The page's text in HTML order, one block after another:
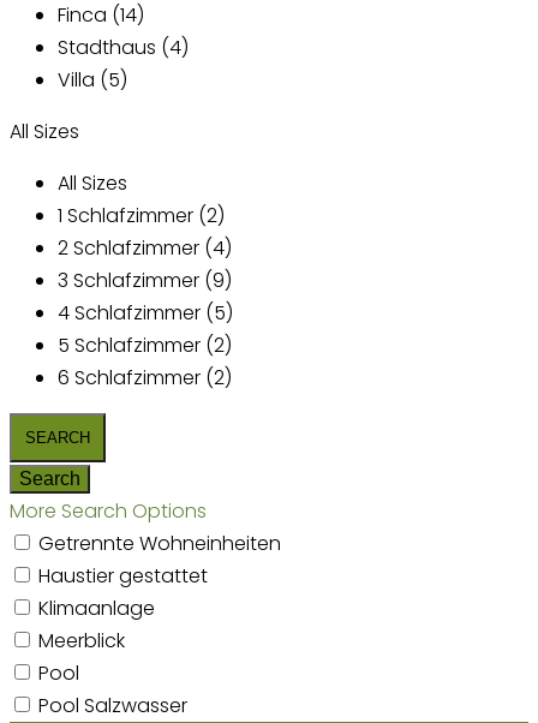
Finca (14)
Stadthaus (4)
Villa (5)
All Sizes
All Sizes
1 Schlafzimmer (2)
2 Schlafzimmer (4)
3 Schlafzimmer (9)
4 Schlafzimmer (5)
5 Schlafzimmer (2)
6 Schlafzimmer (2)
More Search Options
Getrennte Wohneinheiten
Haustier gestattet
Klimaanlage
Meerblick
Pool
Pool Salzwasser